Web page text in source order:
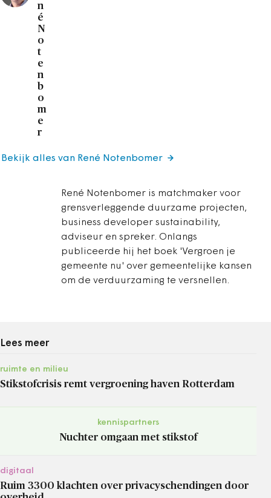
n
é
N
o
t
e
n
b
o
m
e
r
René Notenbomer is matchmaker voor
grensverleggende duurzame projecten,
business developer sustainability,
adviseur en spreker. Onlangs
publiceerde hij het boek 'Vergroen je
gemeente nu' over gemeentelijke kansen
om de verduurzaming te versnellen.
Bekijk alles van René Notenbomer
Lees meer
ruimte en milieu
Stikstofcrisis remt vergroening haven Rotterdam
kennispartners
Nuchter omgaan met stikstof
digitaal
Ruim 3300 klachten over privacyschendingen door